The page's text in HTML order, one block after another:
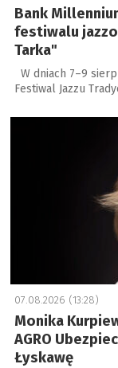
Bank
festiwalu
Tarka"
W dniach 7–9
Festiwal Jazzu
a
07.08.2026 (13:28)
Monika
AGRO
Łyskawę